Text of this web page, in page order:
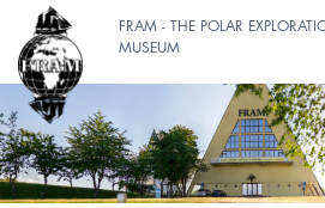
FRAM - THE POLAR
MUSEUM